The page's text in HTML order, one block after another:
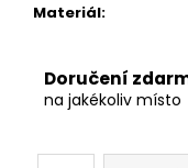
Materiál:
Doručení
na jakékoliv místo